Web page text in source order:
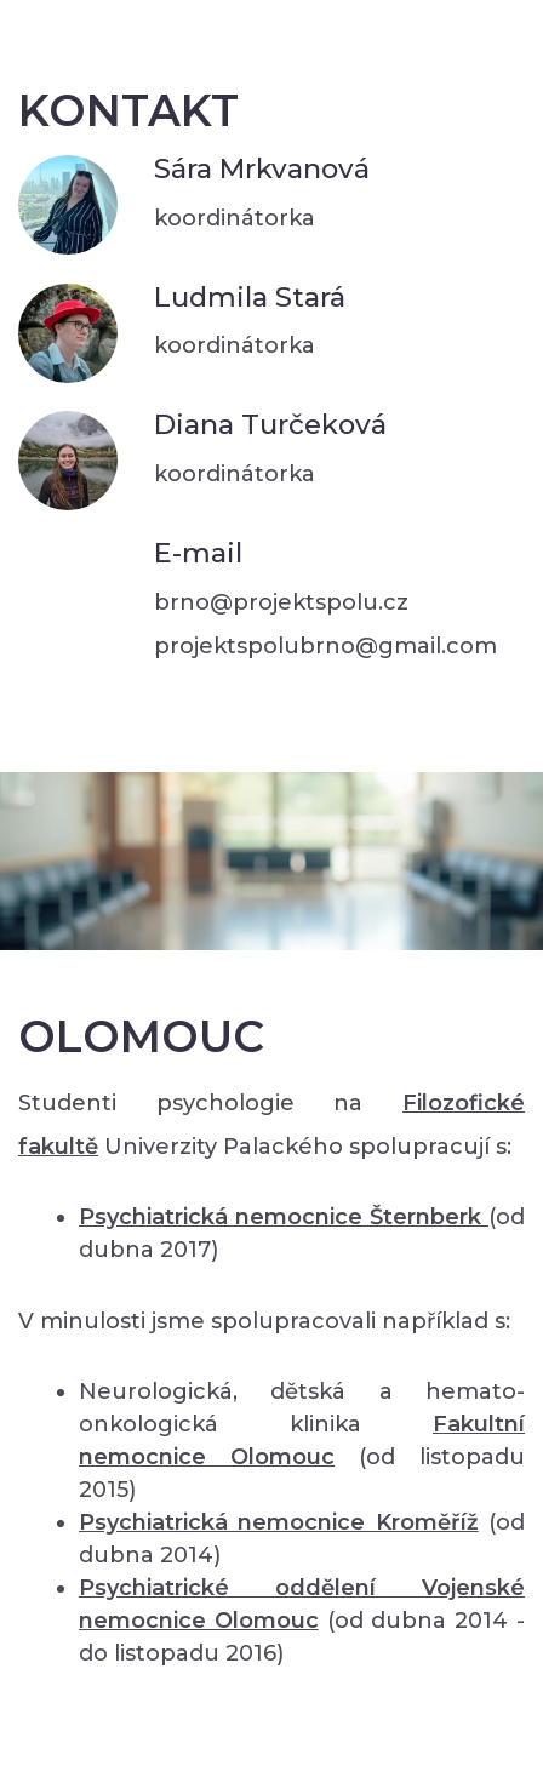
KONTAKT
Sára Mrkvanová
koordinátorka
Ludmila Stará
koordinátorka
Diana Turčeková
koordinátorka
E-mail
brno@projektspolu.cz
projektspolubrno@gmail.com
OLOMOUC
Studenti psychologie na Filozofické
faku ltě Univerzity Palackého spolupracují s:
Psychiatrická nemocnice Šternberk (od
dubna 2017)
V minulosti jsme spolupracovali například s:
Neurologická, dětská a hemato-
onkologická klinika Fakultní
nemocnice Olomouc (od listopadu
2015)
Psychiatrická nemocnice Kroměříž (od
dubna 2014)
Psychiatrické oddělení Vojenské
nemocnice Olomouc (od dubna 2014 -
do listopadu 2016)